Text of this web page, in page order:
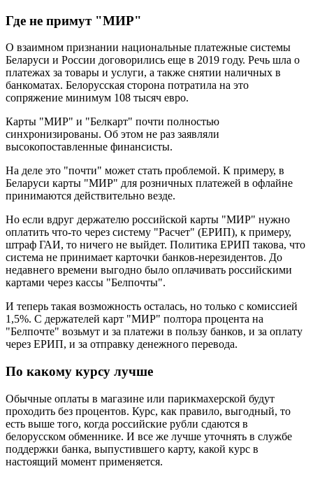
Где не примут "МИР"
О взаимном признании национальные платежные системы
Беларуси и России договорились еще в 2019 году. Речь шла о
платежах за товары и услуги, а также снятии наличных в
банкоматах. Белорусская сторона потратила на это
сопряжение минимум 108 тысяч евро.
Карты "МИР" и "Белкарт" почти полностью
синхронизированы. Об этом не раз заявляли
высокопоставленные финансисты.
На деле это "почти" может стать проблемой. К примеру, в
Беларуси карты "МИР" для розничных платежей в офлайне
принимаются действительно везде.
Но если вдруг держателю российской карты "МИР" нужно
оплатить что-то через систему "Расчет" (ЕРИП), к примеру,
штраф ГАИ, то ничего не выйдет. Политика ЕРИП такова, что
система не принимает карточки банков-нерезидентов. До
недавнего времени выгодно было оплачивать российскими
картами через кассы "Белпочты".
И теперь такая возможность осталась, но только с комиссией
1,5%. С держателей карт "МИР" полтора процента на
"Белпочте" возьмут и за платежи в пользу банков, и за оплату
через ЕРИП, и за отправку денежного перевода.
По какому курсу лучше
Обычные оплаты в магазине или парикмахерской будут
проходить без процентов. Курс, как правило, выгодный, то
есть выше того, когда российские рубли сдаются в
белорусском обменнике. И все же лучше уточнять в службе
поддержки банка, выпустившего карту, какой курс в
настоящий момент применяется.